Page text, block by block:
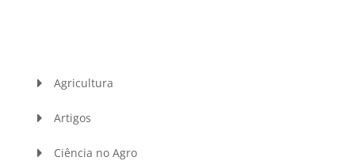
Agricultura
Artigos
Ciência no Agro